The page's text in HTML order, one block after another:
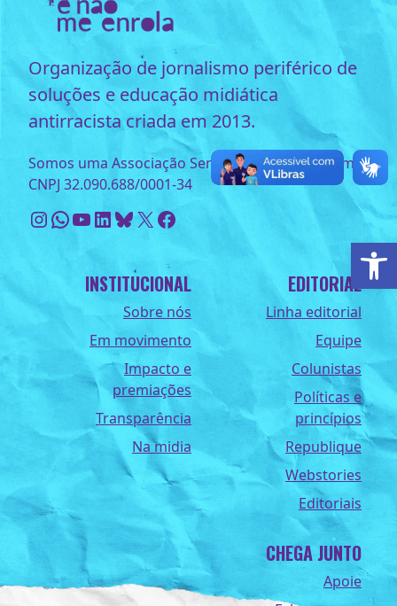
Organização de jornalismo periférico de
soluções e educação midiática
antirracista criada em 2013.
Somos uma Associação Sem Fins Lucrativos com o
CNPJ 32.090.688/0001-34
Instagram
WhatsApp
Youtube
LinkedIn
Bluesky
X Facebook
INSTITUCIONAL
Sobre nós
Em movimento
Impacto e
premiações
Transparência
Na midia
EDITORIAL
Linha editorial
Equipe
Colunistas
Políticas e
princípios
Republique
Webstories
Editoriais
CHEGA JUNTO
Apoie